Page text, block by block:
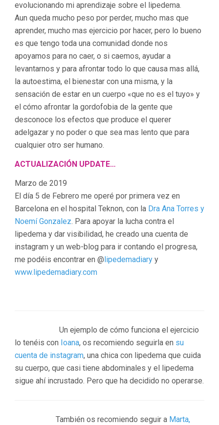
evolucionando mi aprendizaje sobre el lipedema.
Aun queda mucho peso por perder, mucho mas que
aprender, mucho mas ejercicio por hacer, pero lo bueno
es que tengo toda una comunidad donde nos
apoyamos para no caer, o si caemos, ayudar a
levantarnos y para afrontar todo lo que causa mas allá,
la autoestima, el bienestar con una misma, y la
sensación de estar en un cuerpo «que no es el tuyo» y
el cómo afrontar la gordofobia de la gente que
desconoce los efectos que produce el querer
adelgazar y no poder o que sea mas lento que para
cualquier otro ser humano.
ACTUALIZACIÓN UPDATE…
Marzo de 2019
El día 5 de Febrero me operé por primera vez en
Barcelona en el hospital Teknon, con la Dra Ana Torres y
Noemí Gonzalez. Para apoyar la lucha contra el
lipedema y dar visibilidad, he creado una cuenta de
instagram y un web-blog para ir contando el progresa,
me podéis encontrar en @ lipedemadiary y
www.lipedemadiary.com
Un ejemplo de cómo funciona el ejercicio
lo tenéis con Ioana, os recomiendo seguirla en su
cuenta de instagram, una chica con lipedema que cuida
su cuerpo, que casi tiene abdominales y el lipedema
sigue ahí incrustado. Pero que ha decidido no operarse.
También os recomiendo seguir a Marta,